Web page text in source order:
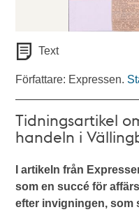
Text
Författare: Expressen.
Tidningsartikel
handeln i
I artikeln från
som en succé för
efter invigningen, som